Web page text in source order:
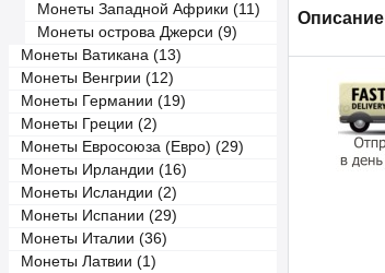
Монеты Западной Африки (11)
Монеты острова Джерси (9)
Монеты Ватикана (13)
Монеты Венгрии (12)
Монеты Германии (19)
Монеты Греции (2)
Монеты Евросоюза (Евро) (29)
Монеты Ирландии (16)
Монеты Исландии (2)
Монеты Испании (29)
Монеты Италии (36)
Монеты Латвии (1)
Описание